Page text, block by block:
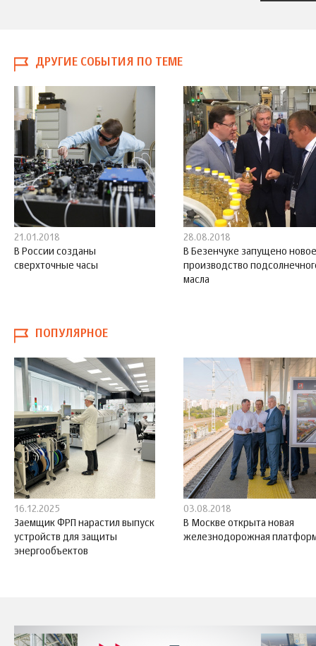
ДРУГИЕ СОБЫТИЯ ПО ТЕМЕ
21.01.2018
В России созданы
сверхточные часы
28.08.2018
В Безенчуке запущено новое
производство
масла
ПОПУЛЯРНОЕ
16.12.2025
Заемщик ФРП нарастил выпуск
устройств для защиты
энергообъектов
03.08.2018
В Москве открыта новая
железнодорожная